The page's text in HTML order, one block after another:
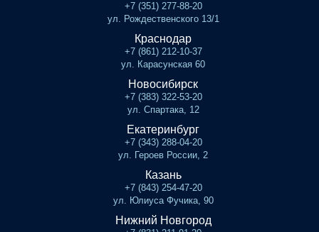
+7 (351) 277-88-20
ул. Рождественского 13/1
Краснодар
+7 (861) 212-10-37
ул. Карасунская 60
Новосибирск
+7 (383) 322-53-20
ул. Спартака, 12
Екатеринбург
+7 (343) 288-04-20
ул. Героев России, 2
Казань
+7 (843) 254-47-20
ул. Юлиуса Фучика, 90
Нижний Новгород